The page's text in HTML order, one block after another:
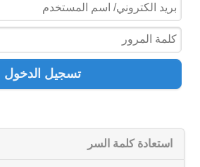
تسجيل الدخول
استعادة كلمة السر